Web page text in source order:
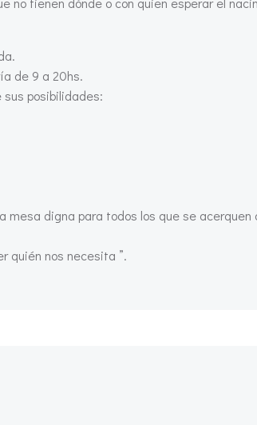
de 9 a 20hs.
sus posibilidades:
mesa digna para todos los que se acerquen
quién nos necesita ”.